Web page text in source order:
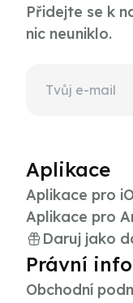
Přidejte se k
nic neuniklo.
Aplikace
Aplikace pro
Aplikace pro
Daruj jako
Právní
Obchodní